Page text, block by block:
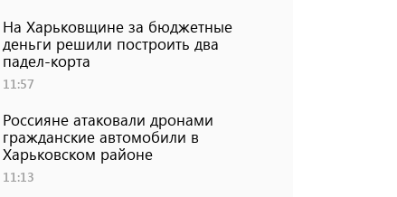
На Харьковщине за бюджетные
деньги решили построить два
падел-корта
11:57
Россияне атаковали дронами
гражданские автомобили в
Харьковском районе
11:13